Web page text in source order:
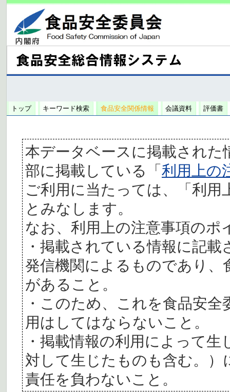
トップ キーワード検索 食品安全関係情報 会議資料 評価書
本データベースに掲載された
部に掲載している「利用上の
ご利用に当たっては、「利
とみなします。
なお、利用上の注意事項の
・掲載されている情報に記
発信機関によるものであり、
があること。
・このため、これを食品安
用はしてはならないこと。
・掲載情報の利用によって
対して生じたものも含む。
責任を負わないこと。